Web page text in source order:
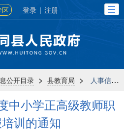
区 登录 | 注册
公开目录 > 县教育局 > 人事信息
中小学正高级教师职
训的通知